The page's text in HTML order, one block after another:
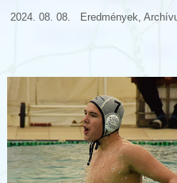
2024. 08. 08. Eredmények